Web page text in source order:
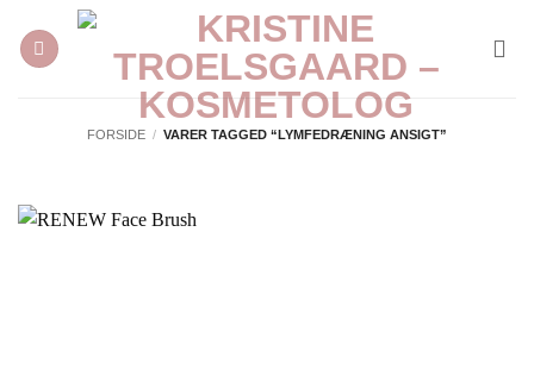
indhold
FORSIDE / VARER TAGGED “LYMFEDRÆNING ANSIGT”